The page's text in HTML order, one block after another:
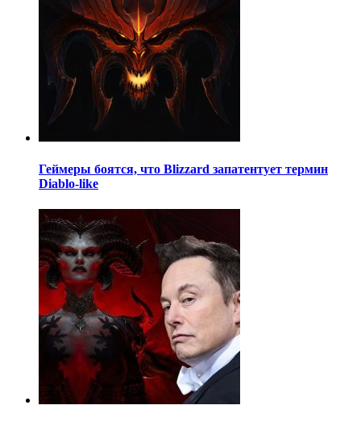
Геймеры боятся, что Blizzard запатентует термин
Diablo-like